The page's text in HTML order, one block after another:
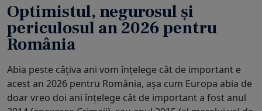
Optimistul, negurosul și
periculosul an 2026 pentru
România
Abia peste câțiva ani vom înțelege cât de important e
acest an 2026 pentru România, așa cum Europa abia de
doar vreo doi ani înțelege cât de important a fost anul